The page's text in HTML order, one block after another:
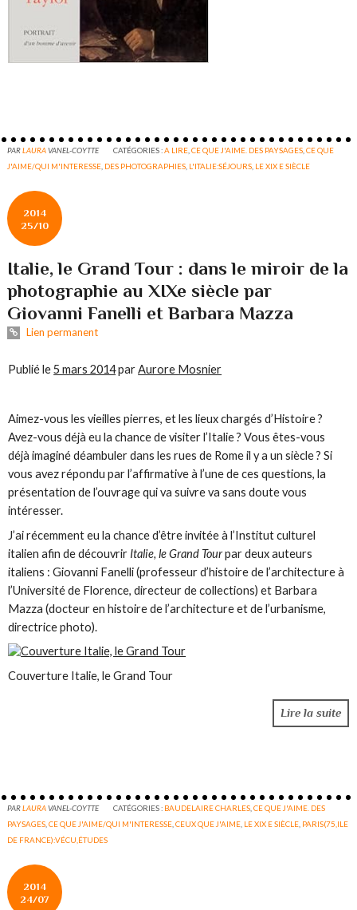
PARLAURAVANEL-COYTTE CATÉGORIES :A LIRE ,CE QUE J'AIME. DES PAYSAGES ,CE QUE
J'AIME/QUI M'INTERESSE DES PHOTOGRAPHIES L'ITALIE:SÉJOURS LE XIX E SIÈCLE
2014
25/10
Italie, le Grand Tour : dans le miroir de la
photographie au XIXe siècle par
Giovanni Fanelli et Barbara Mazza
Lien permanent
Publié le5 mars 2014parAurore Mosnier
Aimez-vous les vieilles pierres, et les lieux chargés d’Histoire ?
Avez-vous déjà eu la chance de visiter l’Italie ? Vous êtes-vous
déjà imaginé déambuler dans les rues de Rome il y a un siècle ? Si
vous avez répondu par l’affirmative à l’une de ces questions, la
présentation de l’ouvrage qui va suivre va sans doute vous
intéresser.
J’ai récemment eu la chance d’être invitée à l’Institut culturel
italien afin de découvrir Italie, le Grand Tourpar deux auteurs
italiens : Giovanni Fanelli (professeur d’histoire de l’architecture à
l’Université de Florence, directeur de collections) et Barbara
Mazza (docteur en histoire de l’architecture et de l’urbanisme,
directrice photo).
Couverture Italie, le Grand Tour
Lire la suite
PARLAURAVANEL-COYTTE CATÉGORIES : BAUDELAIRE CHARLES ,CE QUE J'AIME. DES
PAYSAGES ,CE QUE J'AIME/QUI M'INTERESSE ,CEUX QUE J'AIME LE XIX E SIÈCLE PARIS(75,ILE
DE FRANCE):VÉCU,ÉTUDES
2014
24/07